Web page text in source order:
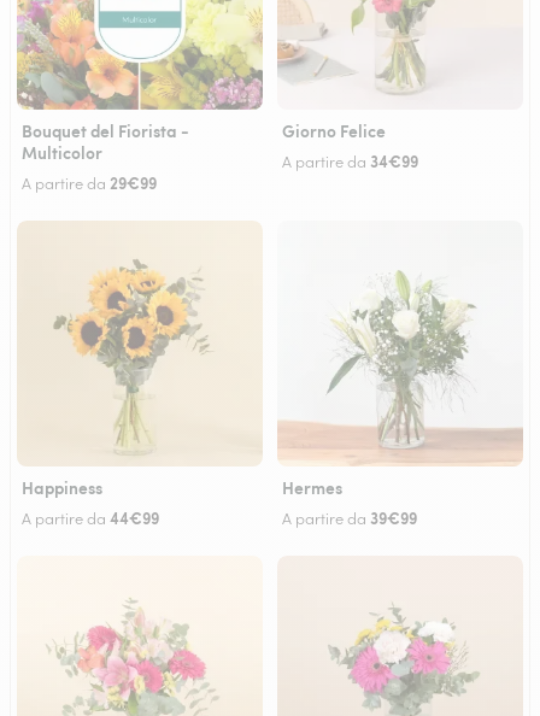
Bouquet del Fiorista -
Multicolor
A partire da 29€99
Giorno Felice
A partire da 34€99
Happiness
A partire da 44€99
Hermes
A partire da 39€99